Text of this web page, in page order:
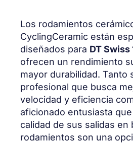
Los rodamientos
CyclingCeramic están
diseñados para DT Swiss
ofrecen un rendimiento
mayor durabilidad. Tanto
profesional que busca
velocidad y eficiencia
aficionado entusiasta
calidad de sus salidas en
rodamientos son una